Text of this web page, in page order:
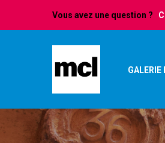
Vous avez une question ?
GALERIE